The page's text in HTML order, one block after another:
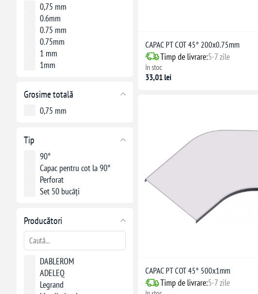
0,75 mm
0.6mm
0.75 mm
0.75mm
1 mm
1mm
Grosime totală
0,75 mm
Tip
90°
Capac pentru cot la 90°
Perforat
Set 50 bucăți
Producători
DABLEROM
ADELEQ
Legrand
CAPAC PT COT 45° 200x0.75mm
Timp de livrare:5-7 zile
în stoc
33,01 lei
CAPAC PT COT 45° 500x1mm
Timp de livrare:5-7 zile